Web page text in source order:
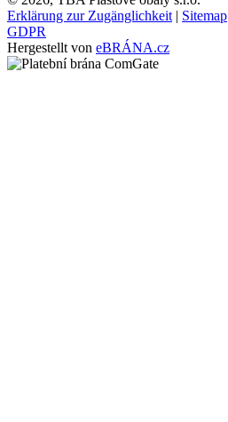
Erklärung zur Zugänglichkeit | Sitemap
GDPR
Hergestellt von eBRÁNA.cz